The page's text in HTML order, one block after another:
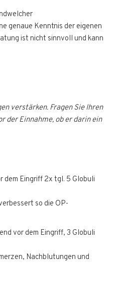
genaue Kenntnis der eigenen
ist nicht sinnvoll und kann
verstärken. Fragen Sie Ihren
der Einnahme, ob er darin ein
dem Eingriff 2x tgl. 5 Globuli
so die OP-
vor dem Eingriff, 3 Globuli
Nachblutungen und